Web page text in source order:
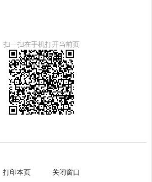
扫一扫在手机打开当前页
打印本页 关闭窗口